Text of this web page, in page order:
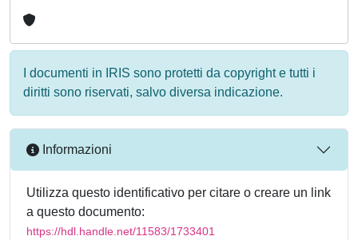
I documenti in IRIS sono protetti da copyright e tutti i
diritti sono riservati, salvo diversa indicazione.
Informazioni
Utilizza questo identificativo per citare o creare un link
a questo documento:
https://hdl.handle.net/11583/1733401